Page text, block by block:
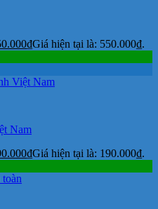
₫Giá hiện tại là: 550.000₫.
Nam
₫Giá hiện tại là: 190.000₫.